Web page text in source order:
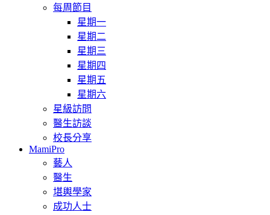
每周節目
星期一
星期二
星期三
星期四
星期五
星期六
星級訪問
醫生訪談
校長分享
MamiPro
藝人
醫生
堪輿學家
成功人士